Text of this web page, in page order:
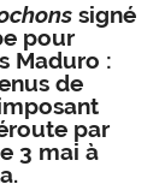
signé
pour
Maduro :
de
par
3 mai à